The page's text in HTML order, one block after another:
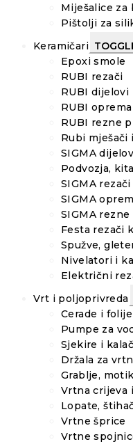
Miješalice za
Pištolji za
Keramičari
Epoxi smole
RUBI rezači
RUBI dijelovi
RUBI oprema
RUBI rezne
Rubi mješači
SIGMA
Podvozja,
SIGMA rezači
SIGMA
SIGMA rezne
Festa rezači
Spužve,
Nivelatori i
Električni
Vrt i poljoprivreda
Cerade i folije
Pumpe za
Sjekire i
Držala za
Grablje,
Vrtna crijeva
Lopate,
Vrtne šprice
Vrtne